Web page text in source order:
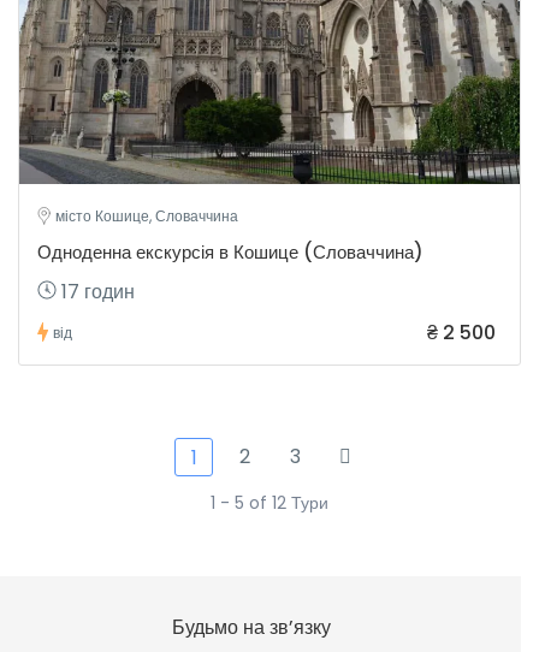
місто Кошице, Словаччина
Одноденна екскурсія в Кошице (Словаччина)
17 годин
від ₴ 2 500
1 2 3
1 - 5 of 12 Тури
Будьмо на зв’язку